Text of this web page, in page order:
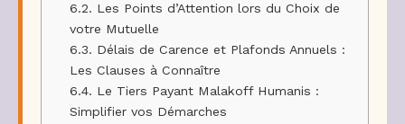
6.2. Les Points d’Attention lors du Choix de
votre Mutuelle
6.3. Délais de Carence et Plafonds Annuels :
Les Clauses à Connaître
6.4. Le Tiers Payant Malakoff Humanis :
Simplifier vos Démarches